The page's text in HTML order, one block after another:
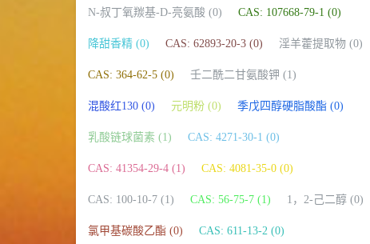
N-叔丁氧羰基-D-亮氨酸 (0) CAS: 107668-79-1 (0)
降甜香精 (0) CAS: 62893-20-3 (0) 淫羊藿提取物 (0)
CAS: 364-62-5 (0) 壬二酰二甘氨酸钾 (1)
混酸红130 (0) 元明粉 (0) 季戊四醇硬脂酸酯 (0)
乳酸链球菌素 (1) CAS: 4271-30-1 (0)
CAS: 41354-29-4 (1) CAS: 4081-35-0 (0)
CAS: 100-10-7 (1) CAS: 56-75-7 (1) 1，2-己二醇 (0)
氯甲基碳酸乙酯 (0) CAS: 611-13-2 (0)